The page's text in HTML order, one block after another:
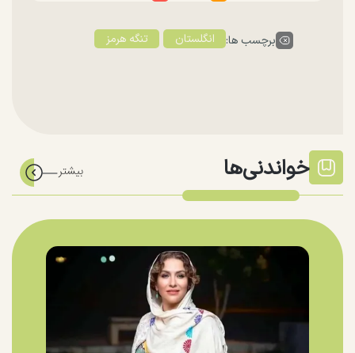
برچسب ها: انگلستان تنگه هرمز
خواندنی‌ها